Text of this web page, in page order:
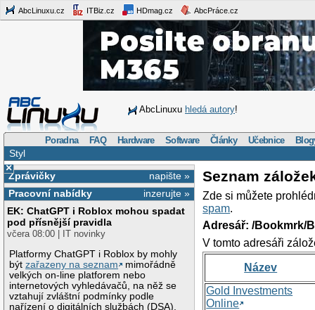
AbcLinuxu.cz ITBiz.cz HDmag.cz AbcPráce.cz
AbcLinuxu hledá autory!
Poradna FAQ Hardware Software Články Učebnice
Styl
×
napište »
Zprávičky
inzerujte »
Pracovní nabídky
EK: ChatGPT i Roblox mohou spadat
pod přísnější pravidla
včera 08:00 | IT novinky
Platformy ChatGPT i Roblox by mohly
býtzařazeny na seznam
mimořádně
velkých on-line platforem nebo
internetových vyhledávačů, na něž se
vztahují zvláštní podmínky podle
nařízení o digitálních službách (DSA).
Seznam
Zde si můžete
spam.
Adresář: /Bookmrk/
V tomto adresáři
Název
Gold Investments
Online